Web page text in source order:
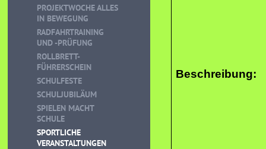
PROJEKTWOCHE ALLES
IN BEWEGUNG
RADFAHRTRAINING
UND -PRÜFUNG
ROLLBRETT-
FÜHRERSCHEIN
SCHULFESTE
SCHULJUBILÄUM
SPIELEN MACHT
SCHULE
SPORTLICHE
VERANSTALTUNGEN
Beschreibung: